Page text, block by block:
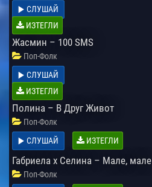
СЛУШАЙ
ИЗТЕГЛИ
Жасмин – 100 SMS
Поп-Фолк
СЛУШАЙ
ИЗТЕГЛИ
Полина – В Друг Живот
Поп-Фолк
СЛУШАЙ
ИЗТЕГЛИ
Габриела х Селина – Мале, мале
Поп-Фолк